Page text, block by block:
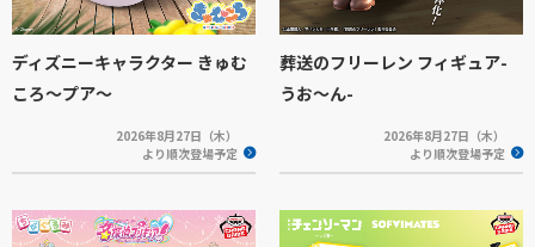
ディズニーキャラクター きゅむ
ころ～プア～
2026年8月27日（木）
より順次登場予定
葬送のフリーレン フィギュア-
うお～ん-
2026年8月27日（木）
より順次登場予定